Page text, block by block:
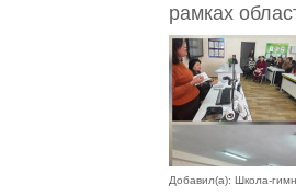
рамках
Добавил(а): Школа-